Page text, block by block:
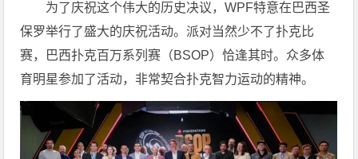
为了庆祝这个伟大的历史决议，WPF特意在巴西圣
保罗举行了盛大的庆祝活动。派对当然少不了扑克比
赛，巴西扑克百万系列赛（BSOP）恰逢其时。众多体
育明星参加了活动，非常契合扑克智力运动的精神。